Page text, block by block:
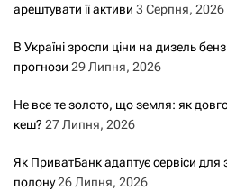
арештувати її активи 3 Серпня, 2026
В Україні зросли ціни на дизель
прогнози 29 Липня, 2026
Не все те золото, що земля: як
кеш? 27 Липня, 2026
Як ПриватБанк адаптує сервіси для
полону26 Липня, 2026